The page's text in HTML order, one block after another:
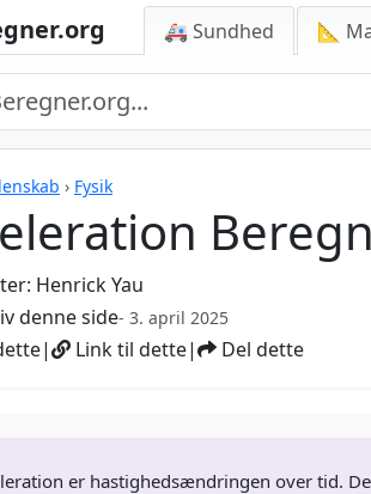
🚑 Sundhed 📐
› Fysik
Henrick Yau
denne side- 3. april 2025
| Link til dette| Del dette
er hastighedsændringen over tid.